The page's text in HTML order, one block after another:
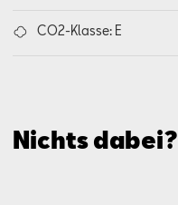
CO2-Klasse: E
Nichts dabei?